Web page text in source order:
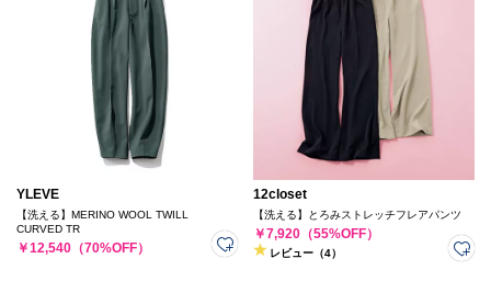
YLEVE
【洗える】MERINO WOOL TWILL
CURVED TR
￥12,540（70%OFF）
12closet
【洗える】とろみストレッチフレアパンツ
￥7,920（55%OFF）
レビュー（4）